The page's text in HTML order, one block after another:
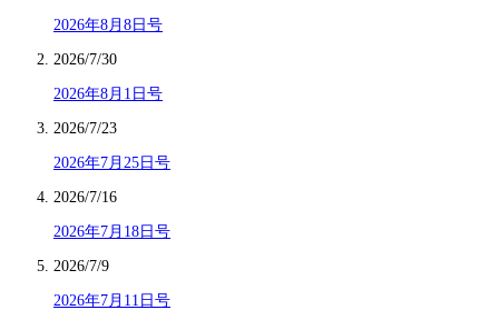
2026年8月8日号
2026/7/30
2026年8月1日号
2026/7/23
2026年7月25日号
2026/7/16
2026年7月18日号
2026/7/9
2026年7月11日号